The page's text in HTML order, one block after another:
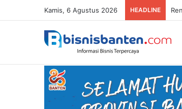
Kamis, 6 Agustus 2026 HEADLINE